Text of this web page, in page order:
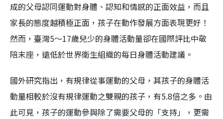
成的父母認同運動對身體、認知和情感的正面效益，而且
家長的態度越積極正面，孩子在動作發展方面表現更好！
然而，臺灣5～17歲兒少的身體活動量卻在國際評比中敬
陪末座，遠低於世界衛生組織的每日身體活動建議。
國外研究指出，有規律從事運動的父母，其孩子的身體活
動量相較於沒有規律運動之雙親的孩子，有5.8倍之多。由
此可見，孩子的運動參與除了需要父母的「支持」，更需